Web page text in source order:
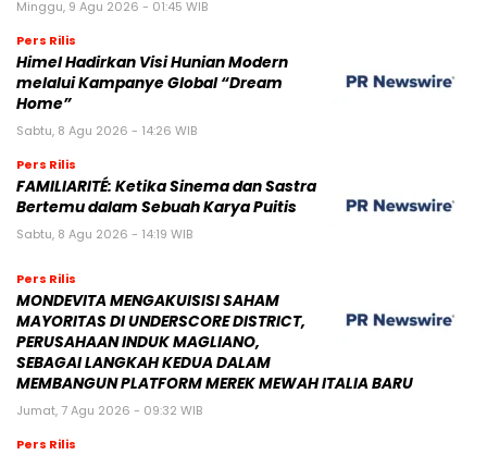
Minggu, 9 Agu 2026 - 01:45 WIB
Pers Rilis
Himel Hadirkan Visi Hunian Modern
melalui Kampanye Global “Dream
Home”
Sabtu, 8 Agu 2026 - 14:26 WIB
Pers Rilis
FAMILIARITÉ: Ketika Sinema dan Sastra
Bertemu dalam Sebuah Karya Puitis
Sabtu, 8 Agu 2026 - 14:19 WIB
Pers Rilis
MONDEVITA MENGAKUISISI SAHAM
MAYORITAS DI UNDERSCORE DISTRICT,
PERUSAHAAN INDUK MAGLIANO,
SEBAGAI LANGKAH KEDUA DALAM
MEMBANGUN PLATFORM MEREK MEWAH ITALIA BARU
Jumat, 7 Agu 2026 - 09:32 WIB
Pers Rilis